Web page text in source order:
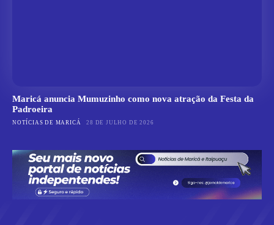
Maricá anuncia Mumuzinho como nova atração da Festa da
Padroeira
NOTÍCIAS DE MARICÁ 28 DE JULHO DE 2026